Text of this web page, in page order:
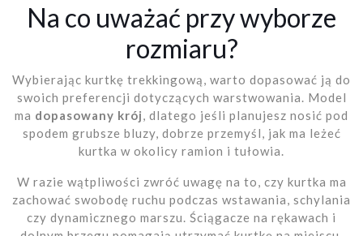
Na co uważać przy wyborze
rozmiaru?
Wybierając kurtkę trekkingową, warto dopasować ją do
swoich preferencji dotyczących warstwowania. Model
ma dopasowany krój , dlatego jeśli planujesz nosić pod
spodem grubsze bluzy, dobrze przemyśl, jak ma leżeć
kurtka w okolicy ramion i tułowia.
W razie wątpliwości zwróć uwagę na to, czy kurtka ma
zachować swobodę ruchu podczas wstawania, schylania
czy dynamicznego marszu. Ściągacze na rękawach i